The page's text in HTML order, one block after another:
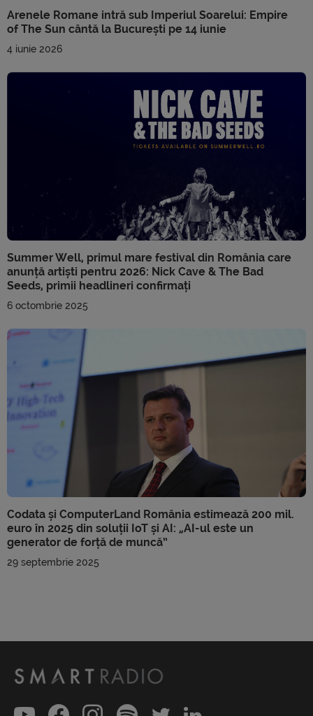
Arenele Romane intră sub Imperiul Soarelui: Empire
of The Sun cântă la București pe 14 iunie
4 iunie 2026
Summer Well, primul mare festival din România care
anunță artiști pentru 2026: Nick Cave & The Bad
Seeds, primii headlineri confirmați
6 octombrie 2025
Codata și ComputerLand România estimează 200 mil.
euro în 2025 din soluții IoT și AI: „AI-ul este un
generator de forță de muncă”
29 septembrie 2025